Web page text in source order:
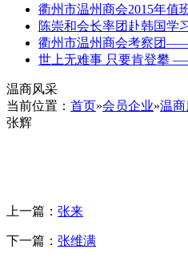
衢州市温州商会2015年值
陈崇和会长率团赴韩国学
衢州市温州商会考察团
世上无难事 只要肯登攀
温商风采
当前位置： 首页»会员企业»温
张辉
上一篇： 张来
下一篇： 张维满